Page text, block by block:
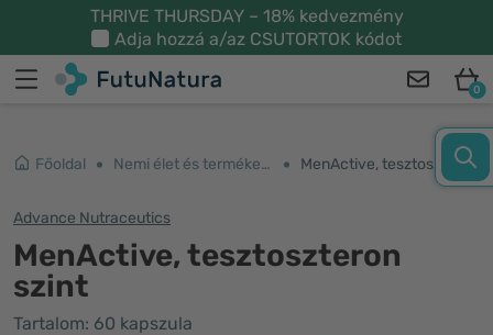
THRIVE THURSDAY – 18% kedvezmény
Adja hozzá a/az CSUTORTOK kódot
0
Főoldal Nemi élet és termékenység MenActive, tesztoszteron szint
Advance Nutraceutics
MenActive, tesztoszteron
szint
Tartalom: 60 kapszula